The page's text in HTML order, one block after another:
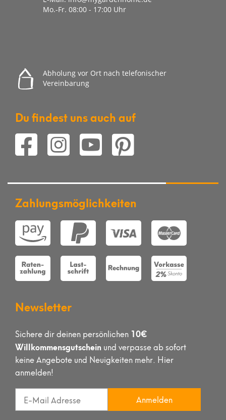
Mo.-Fr. 08:00 - 17:00 Uhr
Abholung vor Ort nach telefonischer
Vereinbarung
Du findest uns auch auf
Zahlungsmöglichkeiten
Newsletter
Sichere dir deinen persönlichen 10€
Willkommensgutschein und verpasse ab sofort
keine Angebote und Neuigkeiten mehr. Hier
anmelden!
Anmelden